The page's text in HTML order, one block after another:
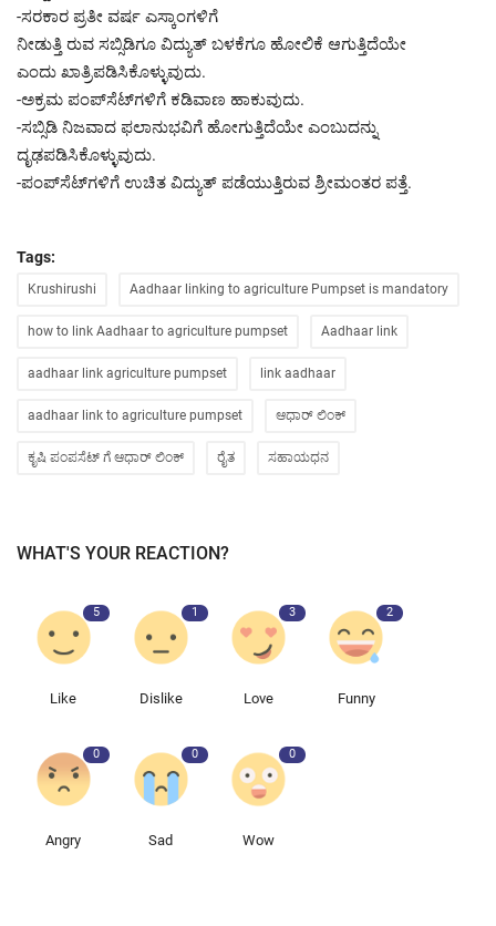
-ಸರಕಾರ ಪ್ರತೀ ವರ್ಷ ಎಸ್ಕಾಂಗಳಿಗೆ
ನೀಡುತ್ತಿ ರುವ ಸಬ್ಸಿಡಿಗೂ ವಿದ್ಯುತ್‌ ಬಳಕೆಗೂ ಹೋಲಿಕೆ ಆಗುತ್ತಿದೆಯೇ
ಎಂದು ಖಾತ್ರಿಪಡಿಸಿಕೊಳ್ಳುವುದು.
-ಅಕ್ರಮ ಪಂಪ್‌ಸೆಟ್‌ಗಳಿಗೆ ಕಡಿವಾಣ ಹಾಕುವುದು.
-ಸಬ್ಸಿಡಿ ನಿಜವಾದ ಫ‌ಲಾನುಭವಿಗೆ ಹೋಗುತ್ತಿದೆಯೇ ಎಂಬುದನ್ನು
ದೃಢಪಡಿಸಿಕೊಳ್ಳುವುದು.
-ಪಂಪ್‌ಸೆಟ್‌ಗಳಿಗೆ ಉಚಿತ ವಿದ್ಯುತ್‌ ಪಡೆಯುತ್ತಿರುವ ಶ್ರೀಮಂತರ ಪತ್ತೆ.
Tags:
Krushirushi Aadhaar linking to agriculture Pumpset is mandatory
how to link Aadhaar to agriculture pumpset Aadhaar link
aadhaar link agriculture pumpset link aadhaar
aadhaar link to agriculture pumpset ಆಧಾರ್ ಲಿಂಕ್
ಕೃಷಿ ಪಂಪಸೆಟ್ ಗೆ ಆಧಾರ್ ಲಿಂಕ್ ರೈತ ಸಹಾಯಧನ
WHAT'S YOUR REACTION?
5
Like
1
Dislike
3
Love
2
Funny
0
Angry
0
Sad
0
Wow